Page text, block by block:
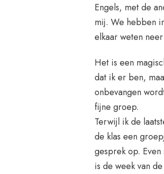
Engels, met de
mij. We hebben
elkaar weten
Het is een
dat ik er ben,
onbevangen
fijne groep.
Terwijl ik de
de klas een
gesprek op.
is de week van